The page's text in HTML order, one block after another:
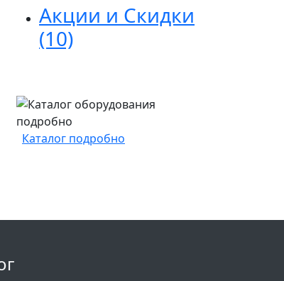
Акции и Скидки
(10)
Каталог подробно